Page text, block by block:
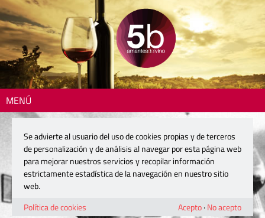
MENÚ
Se advierte al usuario del uso de cookies propias y de terceros
de personalización y de análisis al navegar por esta página web
para mejorar nuestros servicios y recopilar información
estrictamente estadística de la navegación en nuestro sitio
web.
Política de cookies
Acepto· No acepto